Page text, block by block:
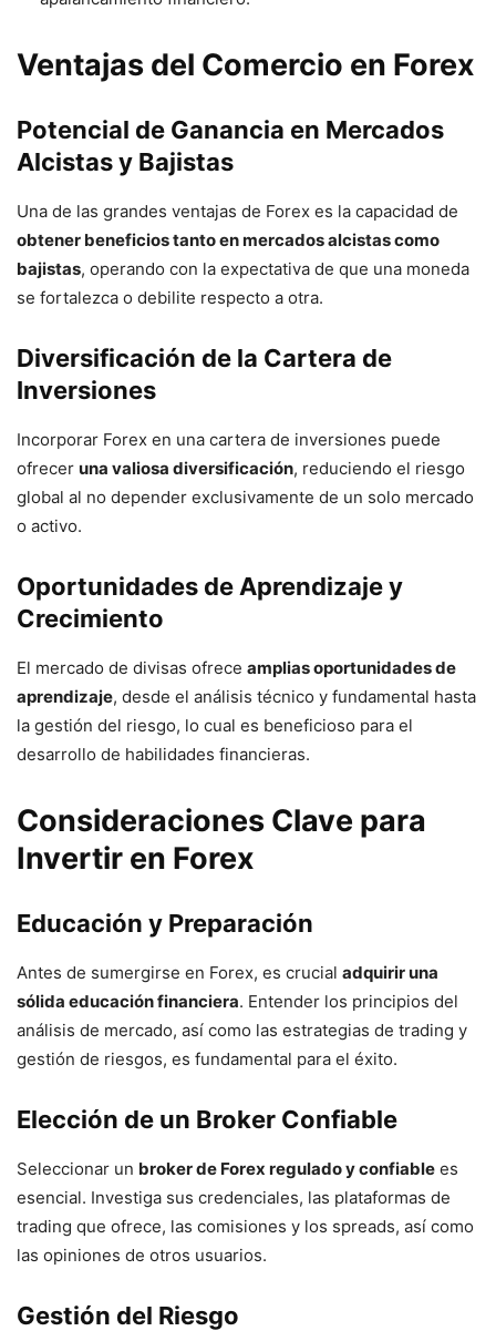
Ventajas del Comercio en Forex
Potencial de Ganancia en Mercados
Alcistas y Bajistas
Una de las grandes ventajas de Forex es la capacidad de
obtener beneficios tanto en mercados alcistas como
bajistas, operando con la expectativa de que una moneda
se fortalezca o debilite respecto a otra.
Diversificación de la Cartera de
Inversiones
Incorporar Forex en una cartera de inversiones puede
ofrecer una valiosa diversificación, reduciendo el riesgo
global al no depender exclusivamente de un solo mercado
o activo.
Oportunidades de Aprendizaje y
Crecimiento
El mercado de divisas ofrece amplias oportunidades de
aprendizaje, desde el análisis técnico y fundamental hasta
la gestión del riesgo, lo cual es beneficioso para el
desarrollo de habilidades financieras.
Consideraciones Clave para
Invertir en Forex
Educación y Preparación
Antes de sumergirse en Forex, es crucial adquirir una
sólida educación financiera. Entender los principios del
análisis de mercado, así como las estrategias de trading y
gestión de riesgos, es fundamental para el éxito.
Elección de un Broker Confiable
Seleccionar un broker de Forex regulado y confiable es
esencial. Investiga sus credenciales, las plataformas de
trading que ofrece, las comisiones y los spreads, así como
las opiniones de otros usuarios.
Gestión del Riesgo